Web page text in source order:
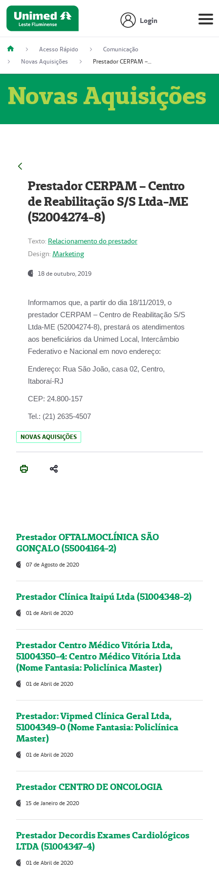
Login
Acesso Rápido
Comunicação
Novas Aquisições
Prestador CERPAM – Centro de Reabilitação S/S Ltda-ME (52004274-8)
Novas Aquisições
Prestador CERPAM – Centro
de Reabilitação S/S Ltda-ME
(52004274-8)
Texto: Relacionamento do prestador
Design: Marketing
18 de outubro, 2019
Informamos que, a partir do dia 18/11/2019, o
prestador CERPAM – Centro de Reabilitação S/S
Ltda-ME (52004274-8), prestará os atendimentos
aos beneficiários da Unimed Local, Intercâmbio
Federativo e Nacional em novo endereço:
Endereço: Rua São João, casa 02, Centro,
Itaboraí-RJ
CEP: 24.800-157
Tel.: (21) 2635-4507
NOVAS AQUISIÇÕES
Prestador OFTALMOCLÍNICA SÃO
GONÇALO (55004164-2)
07 de Agosto de 2020
Prestador Clínica Itaipú Ltda (51004348-2)
01 de Abril de 2020
Prestador Centro Médico Vitória Ltda,
51004350-4: Centro Médico Vitória Ltda
(Nome Fantasia: Policlínica Master)
01 de Abril de 2020
Prestador: Vipmed Clínica Geral Ltda,
51004349-0 (Nome Fantasia: Policlínica
Master)
01 de Abril de 2020
Prestador CENTRO DE ONCOLOGIA
15 de Janeiro de 2020
Prestador Decordis Exames Cardiológicos
LTDA (51004347-4)
01 de Abril de 2020